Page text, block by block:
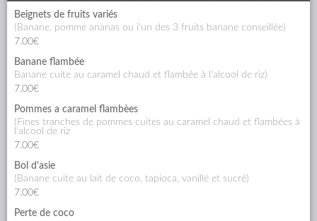
Beignets de fruits variés
(banane. pomme ananas ou i'un des 3 fruits banane conseillée)
7.00€
Banane flambée
banane cuite au caramel chaud et flambée à l'alcool de riz)
7.00€
Pommes a caramel flambèes
(fines tranches de pommes cuites au caramel chaud et flambées à
l'alcool de riz
7.00€
Bol d'asie
(banane cuite au lait de coco, tapioca, vanillé et sucré)
7.00€
Perte de coco